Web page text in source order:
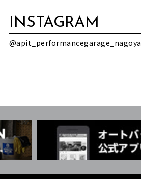
INSTAGRAM
@apit_performancegarage_nagoya